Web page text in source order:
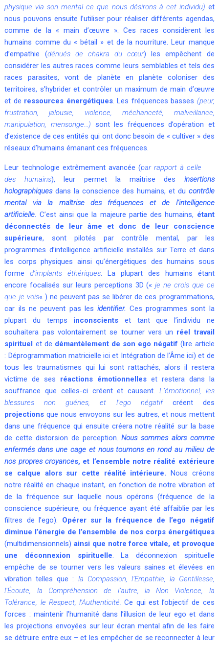
physique via son mental ce que nous désirons à cet individu) et
nous pouvons ensuite l’utiliser pour réaliser différents agendas,
comme de la « main d’œuvre ». Ces races considèrent les
humains comme du « bétail » et de la nourriture. Leur manque
d’empathie (dénués de chakra du cœur) les empêchent de
considérer les autres races comme leurs semblables et tels des
races parasites, vont de planète en planète coloniser des
territoires, s’hybrider et contrôler un maximum de main d’œuvre
et de ressources énergétiques. Les fréquences basses (peur,
frustration, jalousie, violence, méchanceté, malveillance,
manipulation, mensonge…) sont les fréquences d’opération et
d’existence de ces entités qui ont donc besoin de « cultiver » des
réseaux d’humains émanant ces fréquences.
Leur technologie extrêmement avancée (par rapport à celle
des humains), leur permet la maîtrise des insertions
holographiquesdans la conscience des humains, et du contrôle
mental via la maîtrise des fréquences et de l’intelligence
artificielle. C’est ainsi que la majeure partie des humains, étant
déconnectés de leur âme et donc de leur conscience
supérieure, sont pilotés par contrôle mental, par les
programmes d’intelligence artificielle installés sur Terre et dans
les corps physiques ainsi qu’énergétiques des humains sous
formed’implants éthériques. La plupart des humains étant
encore focalisés sur leurs perceptions 3D («je ne crois que ce
que je vois« ) ne peuvent pas se libérer de ces programmations,
car ils ne peuvent pas les identifier. Ces programmes sont la
plupart du temps inconscientset tant que l’individu ne
souhaitera pas volontairement se tourner vers un réel travail
spirituel et de démantèlement de son ego négatif (lire article
: Déprogrammation matricielle ici et Intégration de l’Âme ici) et de
tous les traumatismes qui lui sont rattachés, alors il restera
victime de ses réactions émotionnelles et restera dans la
souffrance que celles-ci créent et causent. L’émotionnel, les
blessures non guéries, et l’ego négatifcréent des
projections que nous envoyons sur les autres, et nous mettent
dans une fréquence qui ensuite créera notre réalité sur la base
de cette distorsion de perception.Nous sommes alors comme
enfermés dans une cage et nous tournons en rond au milieu de
nos propres croyances, et l’ensemble notre réalité extérieure
se calque alors sur cette réalité intérieure. Nous créons
notre réalité en chaque instant, en fonction de notre vibration et
de la fréquence sur laquelle nous opérons (fréquence de la
conscience supérieure, ou fréquence ayant été affaiblie par les
filtres de l’ego). Opérer sur la fréquence de l’ego négatif
diminue l’énergie de l’ensemble de nos corps énergétiques
(multidimensionnels)ainsi que notre force vitale, et provoque
une déconnexion spirituelle. La déconnexion spirituelle
empêche de se tourner vers les valeurs saines et élevées en
vibration telles que : la Compassion, l’Empathie, la Gentillesse,
l’Écoute, la Compréhension de l’autre, la Non Violence, la
Tolérance, le Respect, l’Authenticité.Ce qui est l’objectif de ces
forces : maintenir l’humanité dans l’illusion de leur ego et dans
les projections envoyées sur leur écran mental afin de les faire
se détruire entre eux – et les empêcher de se reconnecter à leur